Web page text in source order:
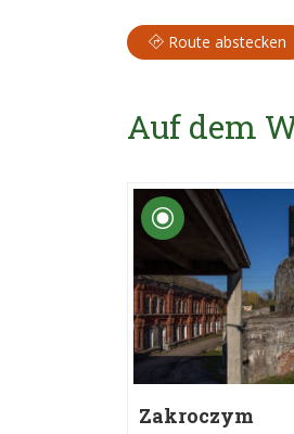
Route abstecken
Auf dem
Zakroczym